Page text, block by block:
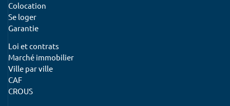
Colocation
Se loger
Garantie
Loi et contrats
Marché immobilier
Ville par ville
CAF
CROUS